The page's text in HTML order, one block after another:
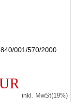
001/570/2000
inkl. MwSt(19%)